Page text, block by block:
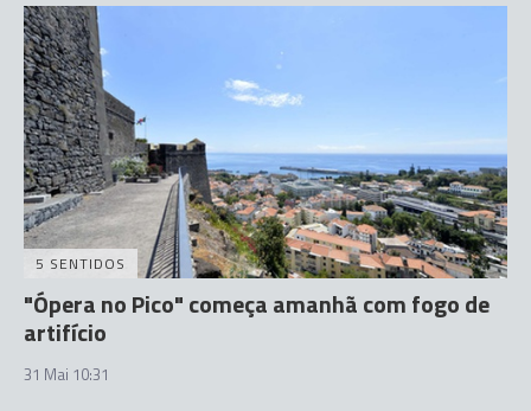
5 SENTIDOS
"Ópera no Pico" começa amanhã com fogo de
artifício
31 Mai 10:31